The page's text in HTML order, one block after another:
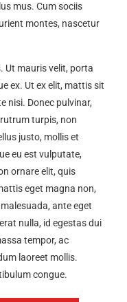
mus. Cum sociis
montes, nascetur
Ut mauris velit, porta
ex. Ut ex elit, mattis sit
nisi. Donec pulvinar,
turpis, non
justo, mollis et
eu est vulputate,
ornare elit, quis
eget magna non,
ante eget
nulla, id egestas dui
tempor, ac
laoreet mollis.
congue.